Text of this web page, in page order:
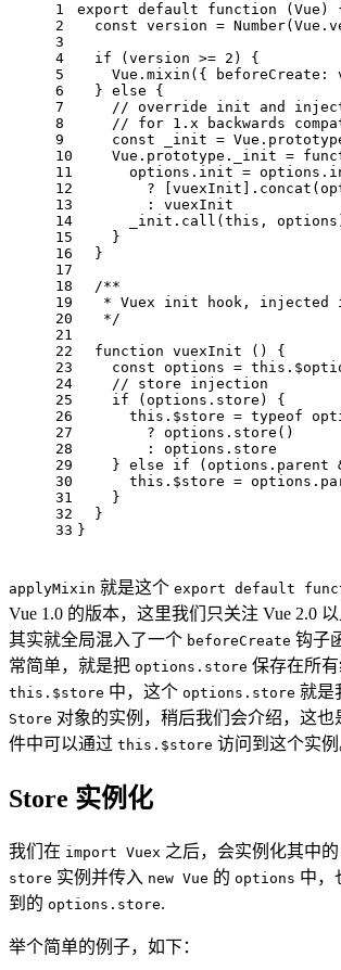
1
2
3
4
5
6
7
8
9
10
11
12
13
14
15
16
17
18
19
20
21
22
23
24
25
26
27
28
29
30
31
32
33
export default function ( Vue )
const version = Number( Vue .
if (version >= 2 ) {
Vue . mixin ({ beforeCreate :
  }
else {
// override init and
// for 1.x backwards
const _init = Vue .
Vue . prototype . _init =
      options.
init = options.
        ? [vuexInit].
concat
        : vuexInit
      _init.
call ( this ,
    }
  }
/**
* Vuex init hook, injected
   */
function vuexInit ( ) {
const options = this .
// store injection
if (options. store ) {
this . $store = typeof
        ? options.
store ()
        : options.
store
    }
else if (options. parent
this . $store = options.
    }
  }
}
applyMixin 就是这个 export default
Vue 1.0 的版本，这里我们只关注 Vue 2.0
其实就全局混入了一个 beforeCreate 钩子
常简单，就是把 options.store 保存在所
this.$store 中，这个 options.store 就是
Store 对象的实例，稍后我们会介绍，这也
件中可以通过 this.$store 访问到这个实例
Store 实例化
我们在 import Vuex 之后，会实例化其中的
store 实例并传入 new Vue 的 options 中，
到的 options.store.
举个简单的例子，如下：